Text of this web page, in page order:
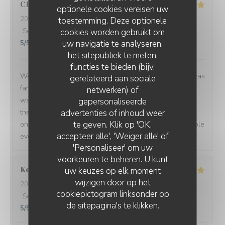
optionele cookies vereisen uw
toestemming. Deze optionele
cookies worden gebruikt om
uw navigatie te analyseren,
het sitepubliek te meten,
functies te bieden (bijv.
gerelateerd aan sociale
netwerken) of
gepersonaliseerde
advertenties of inhoud weer
te geven. Klik op 'OK,
accepteer alle', 'Weiger alle' of
'Personaliseer' om uw
voorkeuren te beheren. U kunt
uw keuzes op elk moment
wijzigen door op het
cookiepictogram linksonder op
de sitepagina's te klikken.
Charlotte W
2026-07-31
- 19:45 - Gasten 2
Service
Atmosfeer:5/5 Keuken: 5 /5 Kwaliteit / Prijs
5/5
We went for a birthday meal and it was perfect. Food was
fantastic in taste and presentation. They didn't know it
was my birthday until I got there when my husband told
them, when my dessert came out they popped a candle
on and the staff all sang happy birthday to me. The whole
evening was excellent. Highly recommend!!
Kordula
2026-07-27
- 19:00 - Gasten 4
Service
/5 Atmosfeer:5/5 Keuken: 5/5 Kwaliteit / Prijs
5/5